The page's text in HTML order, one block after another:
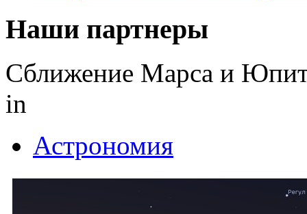
Наши партнеры
Сближение Марса и
in
Астрономия